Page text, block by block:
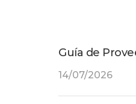
Guía de
14/07/2026